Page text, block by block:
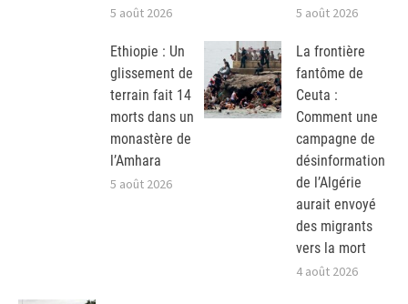
5 août 2026 5 août 2026
Ethiopie : Un
glissement de
terrain fait 14
morts dans un
monastère de
l’Amhara
5 août 2026
La frontière
fantôme de
Ceuta :
Comment une
campagne de
désinformation
de l’Algérie
aurait envoyé
des migrants
vers la mort
4 août 2026